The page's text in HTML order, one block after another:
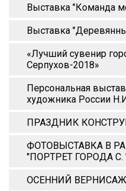
Выставка "Команда
Выставка
«Лучший сувенир
Серпухов-2018»
Персональная
художника России
ПРАЗДНИК
ФОТОВЫСТАВКА В
"ПОРТРЕТ ГОРОДА С.
ОСЕННИЙ ВЕРНИСАЖ